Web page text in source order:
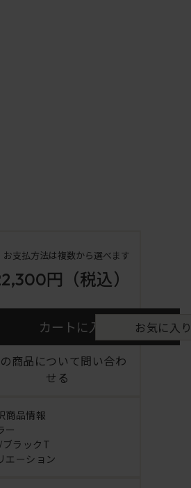
お支払方法は複数から選べます
円 （税込）
カートに入れる お気に入
商品について問い合わ
せる
商品情報
ー
ラックT
エーション